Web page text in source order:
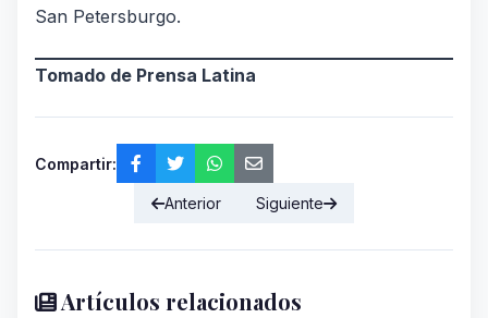
San Petersburgo.
Tomado de Prensa Latina
Compartir:
Anterior Siguiente
Artículos relacionados